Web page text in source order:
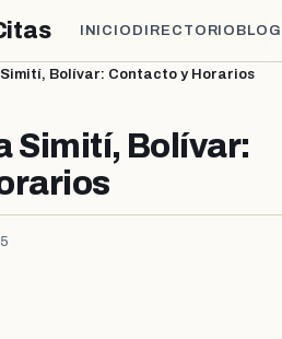
INICIO DIRECTORIO BLOG
Bolívar: Contacto y Horarios
Simití, Bolívar: